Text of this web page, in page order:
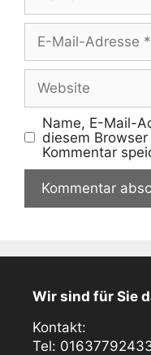
E-
Mail-
Adresse
Website
Name, E-Mail-
diesem
Kommentar
Wir sind für Sie
Kontakt:
Tel: